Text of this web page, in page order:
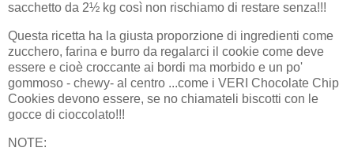
sacchetto da 2½ kg così non rischiamo di restare senza!!!
Questa ricetta ha la giusta proporzione di ingredienti come
zucchero, farina e burro da regalarci il cookie come deve
essere e cioè croccante ai bordi ma morbido e un po'
gommoso - chewy- al centro ...come i VERI Chocolate Chip
Cookies devono essere, se no chiamateli biscotti con le
gocce di cioccolato!!!
NOTE: